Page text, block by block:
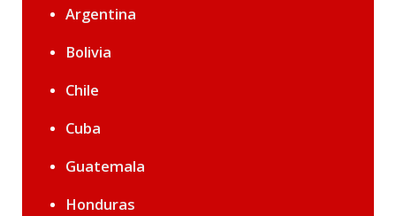
Argentina
Bolivia
Chile
Cuba
Guatemala
Honduras